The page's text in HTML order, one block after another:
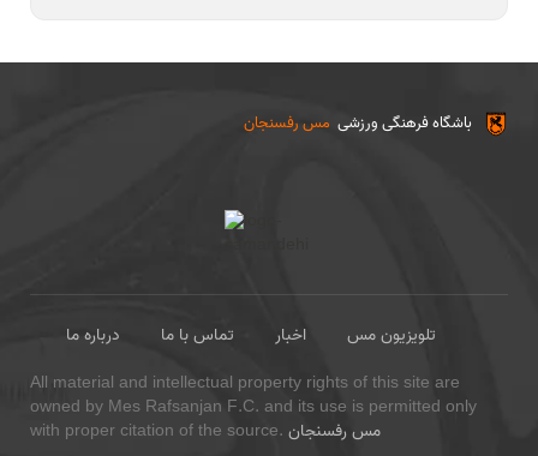
مس رفسنجان باشگاه فرهنگی ورزشی
درباره ما تماس با ما اخبار
تلویزیون مس
All material and intellectual property rights of this site are
owned by Mes Rafsanjan F.C. and its use is permitted only
with proper citation of the source. مس رفسنجان